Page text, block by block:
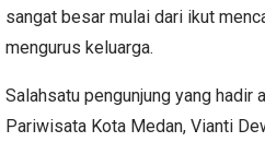
sangat besar mulai dari ikut
mengurus keluarga.
Salahsatu pengunjung yang hadir
Pariwisata Kota Medan, Vianti